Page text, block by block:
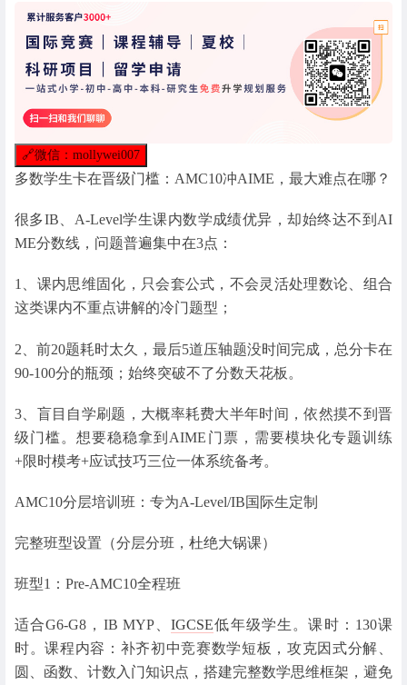
🔗微信：mollywei007
多数学生卡在晋级门槛：AMC10冲AIME，最大难点在哪？
很多IB、A-Level学生课内数学成绩优异，却始终达不到AI
ME分数线，问题普遍集中在3点：
1、课内思维固化，只会套公式，不会灵活处理数论、组合
这类课内不重点讲解的冷门题型；
2、前20题耗时太久，最后5道压轴题没时间完成，总分卡在
90-100分的瓶颈；始终突破不了分数天花板。
3、盲目自学刷题，大概率耗费大半年时间，依然摸不到晋
级门槛。想要稳稳拿到AIME门票，需要模块化专题训练
+限时模考+应试技巧三位一体系统备考。
AMC10分层培训班：专为A-Level/IB国际生定制
完整班型设置（分层分班，杜绝大锅课）
班型1：Pre-AMC10全程班
适合G6-G8，IB MYP、IGCSE低年级学生。课时：130课
时。课程内容：补齐初中竞赛数学短板，攻克因式分解、
圆、函数、计数入门知识点，搭建完整数学思维框架，避免